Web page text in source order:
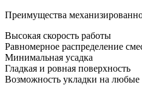
Преимущества
Высокая скорость работы
Равномерное распределение
Минимальная усадка
Гладкая и ровная поверхность
Возможность укладки на любые